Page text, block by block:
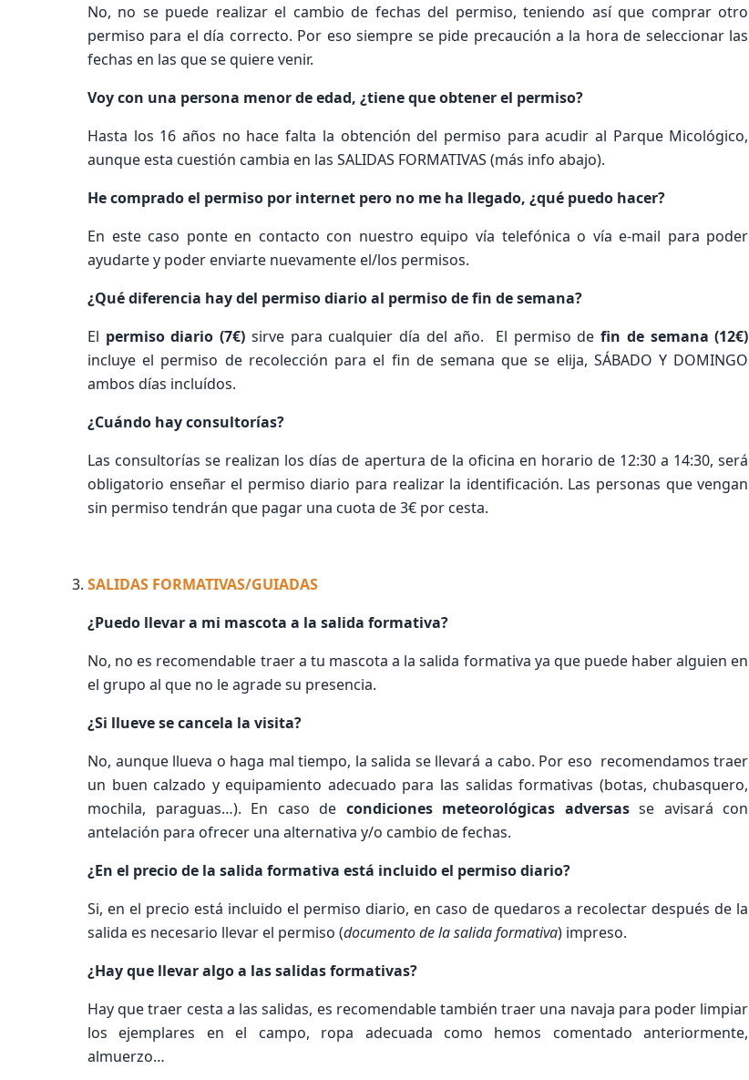
No, no se puede realizar el cambio de fechas del permiso, teniendo así que comprar otro
permiso para el día correcto. Por eso siempre se pide precaución a la hora de seleccionar las
fechas en las que se quiere venir.
Voy con una persona menor de edad, ¿tiene que obtener el permiso?
Hasta los 16 años no hace falta la obtención del permiso para acudir al Parque Micológico,
aunque esta cuestión cambia en las SALIDAS FORMATIVAS (más info abajo).
He comprado el permiso por internet pero no me ha llegado, ¿qué puedo hacer?
En este caso ponte en contacto con nuestro equipo vía telefónica o vía e-mail para poder
ayudarte y poder enviarte nuevamente el/los permisos.
¿Qué diferencia hay del permiso diario al permiso de fin de semana?
El permiso diario (7€) sirve para cualquier día del año. El permiso defin de semana (12€)
incluye el permiso de recolección para el fin de semana que se elija, SÁBADO Y DOMINGO
ambos días incluídos.
¿Cuándo hay consultorías?
Las consultorías se realizan los días de apertura de la oficina en horario de 12:30 a 14:30, será
obligatorio enseñar el permiso diario para realizar la identificación. Las personas que vengan
sin permiso tendrán que pagar una cuota de 3€ por cesta.
SALIDAS FORMATIVAS/GUIADAS
¿Puedo llevar a mi mascota a la salida formativa?
No, no es recomendable traer a tu mascota a la salida formativa ya que puede haber alguien en
el grupo al que no le agrade su presencia.
¿Si llueve se cancela la visita?
No, aunque llueva o haga mal tiempo, la salida se llevará a cabo. Por eso recomendamos traer
un buen calzado y equipamiento adecuado para las salidas formativas (botas, chubasquero,
mochila, paraguas…). En caso de condiciones meteorológicas adversasse avisará con
antelación para ofrecer una alternativa y/o cambio de fechas.
¿En el precio de la salida formativa está incluido el permiso diario?
Si, en el precio está incluido el permiso diario, en caso de quedaros a recolectar después de la
salida es necesario llevar el permiso (documento de la salida formativa) impreso.
¿Hay que llevar algo a las salidas formativas?
Hay que traer cesta a las salidas, es recomendable también traer una navaja para poder limpiar
los ejemplares en el campo, ropa adecuada como hemos comentado anteriormente,
almuerzo…